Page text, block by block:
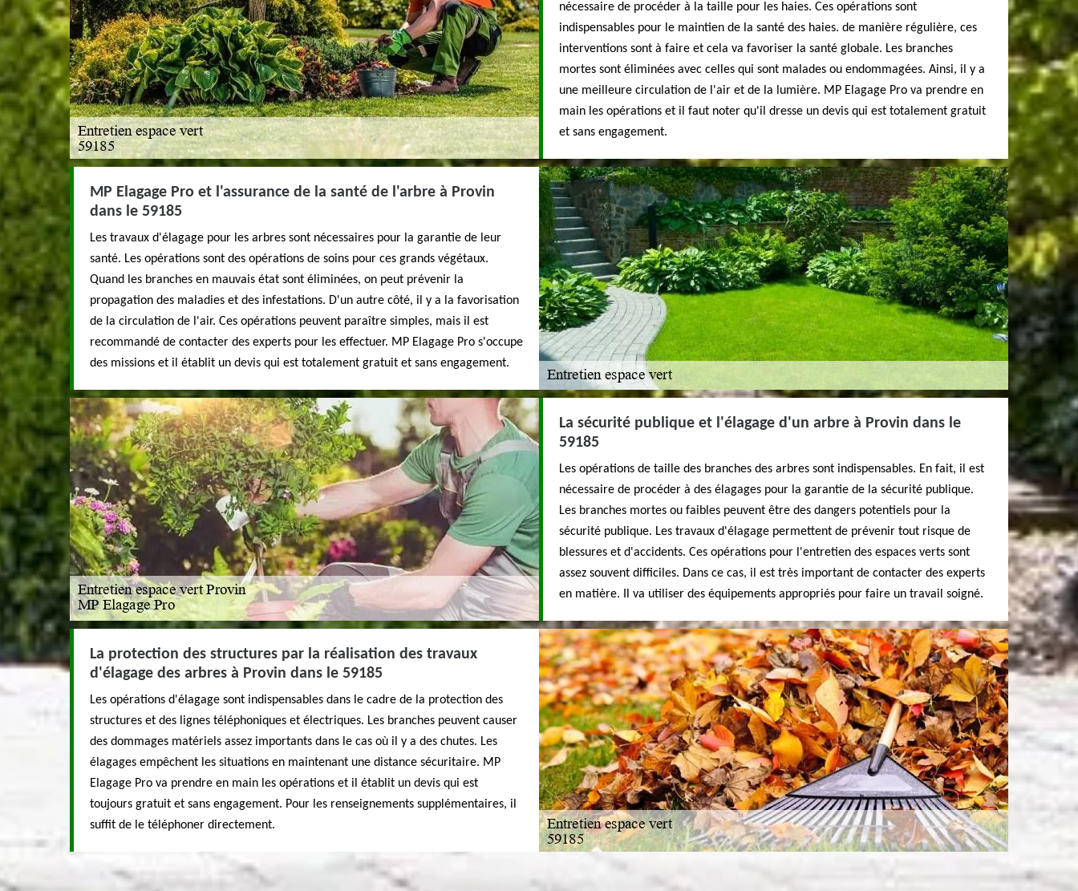
nécessaire de procéder à la taille pour les haies. Ces opérations sont
indispensables pour le maintien de la santé des haies. de manière régulière, ces
interventions sont à faire et cela va favoriser la santé globale. Les branches
mortes sont éliminées avec celles qui sont malades ou endommagées. Ainsi, il y a
une meilleure circulation de l'air et de la lumière. MP Elagage Pro va prendre en
main les opérations et il faut noter qu'il dresse un devis qui est totalement gratuit
et sans engagement.
MP Elagage Pro et l'assurance de la santé de l'arbre à Provin
dans le 59185
Les travaux d'élagage pour les arbres sont nécessaires pour la garantie de leur
santé. Les opérations sont des opérations de soins pour ces grands végétaux.
Quand les branches en mauvais état sont éliminées, on peut prévenir la
propagation des maladies et des infestations. D'un autre côté, il y a la favorisation
de la circulation de l'air. Ces opérations peuvent paraître simples, mais il est
recommandé de contacter des experts pour les effectuer. MP Elagage Pro s'occupe
des missions et il établit un devis qui est totalement gratuit et sans engagement.
La sécurité publique et l'élagage d'un arbre à Provin dans le
59185
Les opérations de taille des branches des arbres sont indispensables. En fait, il est
nécessaire de procéder à des élagages pour la garantie de la sécurité publique.
Les branches mortes ou faibles peuvent être des dangers potentiels pour la
sécurité publique. Les travaux d'élagage permettent de prévenir tout risque de
blessures et d'accidents. Ces opérations pour l'entretien des espaces verts sont
assez souvent difficiles. Dans ce cas, il est très important de contacter des experts
en matière. Il va utiliser des équipements appropriés pour faire un travail soigné.
La protection des structures par la réalisation des travaux
d'élagage des arbres à Provin dans le 59185
Les opérations d'élagage sont indispensables dans le cadre de la protection des
structures et des lignes téléphoniques et électriques. Les branches peuvent causer
des dommages matériels assez importants dans le cas où il y a des chutes. Les
élagages empêchent les situations en maintenant une distance sécuritaire. MP
Elagage Pro va prendre en main les opérations et il établit un devis qui est
toujours gratuit et sans engagement. Pour les renseignements supplémentaires, il
suffit de le téléphoner directement.